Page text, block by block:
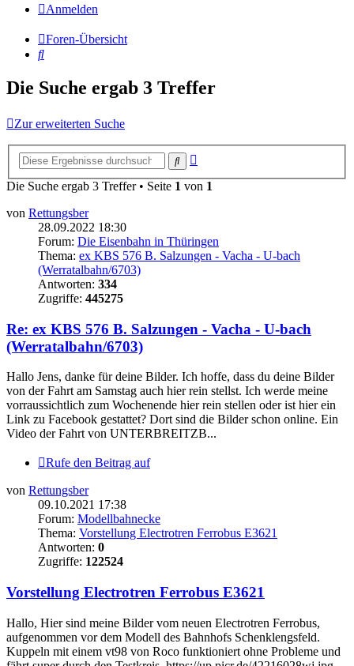
Anmelden
Foren-Übersicht
Suche
Die Suche ergab 3 Treffer
Zur erweiterten Suche
Suche
Die Suche ergab 3 Treffer • Seite 1 von 1
von Rettungsber
28.09.2022 18:30
Forum: Die Eisenbahn in Thüringen
Thema: ex KBS 576 B. Salzungen - Vacha - U-bach
(Werratalbahn/6703)
Antworten: 334
Zugriffe: 445275
Re: ex KBS 576 B. Salzungen - Vacha - U-bach
(Werratalbahn/6703)
Hallo Jens, danke für deine Bilder. Ich hoffe, dass du deine Bilder
von der Fahrt am Samstag auch hier rein stellst. Ich werde meine
vorraussichtlich zum Wochenende hier rein stellen oder ist hier ein
Link zu Facebook gestattet? Dort sind die Bilder schon online. Ein
Video der Fahrt von UNTERBREITZB...
Rufe den Beitrag auf
von Rettungsber
09.10.2021 17:38
Forum: Modellbahnecke
Thema: Vorstellung Electrotren Ferrobus E3621
Antworten: 0
Zugriffe: 122524
Vorstellung Electrotren Ferrobus E3621
Hallo, Hier sind meine Bilder vom neuen Electrotren Ferrobus,
aufgenommen vor dem Modell des Bahnhofs Schenklengsfeld.
Kuppeln mit einem vt98 von Roco funktioniert ohne Probleme und